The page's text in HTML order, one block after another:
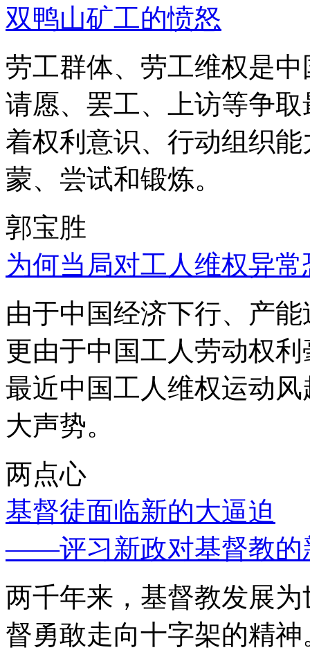
双鸭山矿工的愤怒
劳工群体、劳工维权是
请愿、罢工、上访等争
着权利意识、行动组织
蒙、尝试和锻炼。
郭宝胜
为何当局对工人维权异
由于中国经济下行、产
更由于中国工人劳动权
最近中国工人维权运动
大声势。
两点心
基督徒面临新的大逼迫
——评习新政对基督教的
两千年来，基督教发展
督勇敢走向十字架的精